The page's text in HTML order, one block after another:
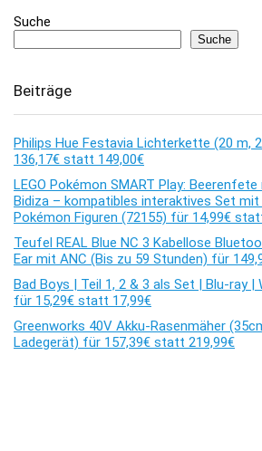
Suche
Suche
Beiträge
Philips Hue Festavia Lichterkette (20 m,
136,17€ statt 149,00€
LEGO Pokémon SMART Play:
Bidiza – kompatibles interaktives Set mit
Pokémon Figuren (72155) für 14,99€
Teufel REAL Blue NC 3 Kabellose
Ear mit ANC (Bis zu 59 Stunden) für
Bad Boys | Teil 1, 2 & 3 als Set | Blu-ray |
für 15,29€ statt 17,99€
Greenworks 40V Akku-Rasenmäher
Ladegerät) für 157,39€ statt 219,99€